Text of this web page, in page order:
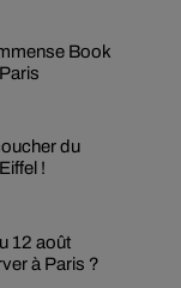
Book
du
!
12 août
à Paris ?